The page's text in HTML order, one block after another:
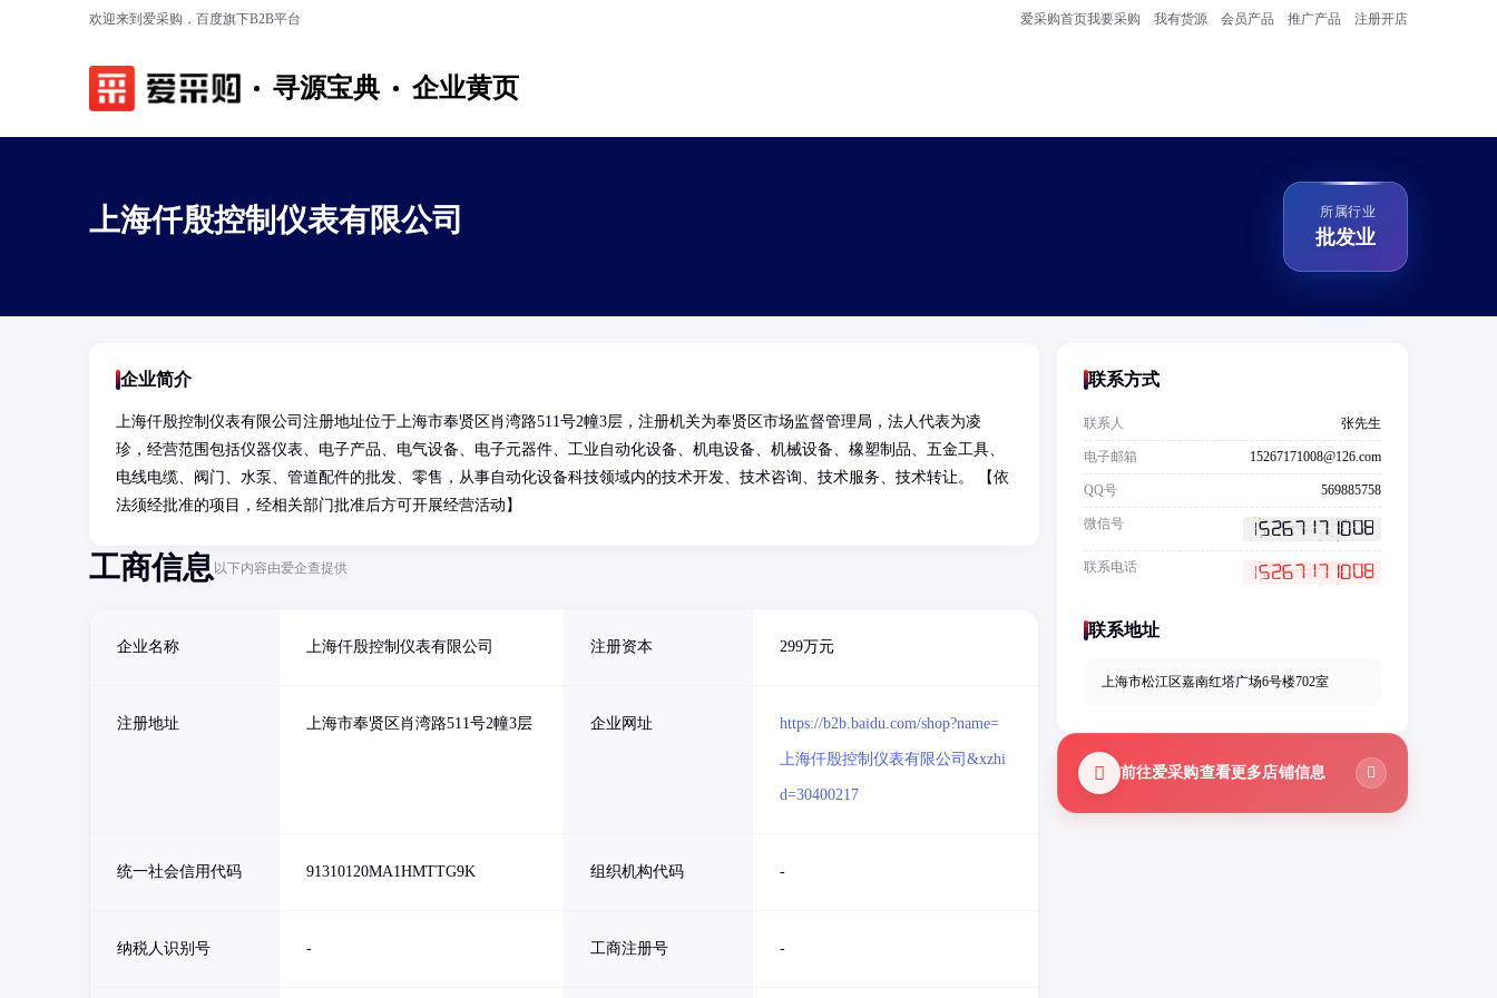
欢迎来到爱采购，百度旗下B2B平台 爱采购首页我要采购 我有货源 会员产品 推广产品 注册开店
寻源宝典 企业黄页
上海仟殷控制仪表有限公司 所属行业
批发业
企业简介
上海仟殷控制仪表有限公司注册地址位于上海市奉贤区肖湾路511号2幢3层，注册机关为奉贤区市场监督管理局，法人代表为凌
珍，经营范围包括仪器仪表、电子产品、电气设备、电子元器件、工业自动化设备、机电设备、机械设备、橡塑制品、五金工具、
电线电缆、阀门、水泵、管道配件的批发、零售，从事自动化设备科技领域内的技术开发、技术咨询、技术服务、技术转让。 【依
法须经批准的项目，经相关部门批准后方可开展经营活动】
工商信息以下内容由爱企查提供
企业名称 上海仟殷控制仪表有限公司 注册资本 299万元
注册地址 上海市奉贤区肖湾路511号2幢3层 企业网址 https://b2b.baidu.com/shop?name=
上海仟殷控制仪表有限公司&xzhi
d=30400217
统一社会信用代码 91310120MA1HMTTG9K 组织机构代码 -
纳税人识别号 - 工商注册号 -
联系方式
联系人 张先生
电子邮箱 15267171008@126.com
QQ号 569885758
微信号
联系电话
联系地址
上海市松江区嘉南红塔广场6号楼702室
前往爱采购查看更多店铺信息